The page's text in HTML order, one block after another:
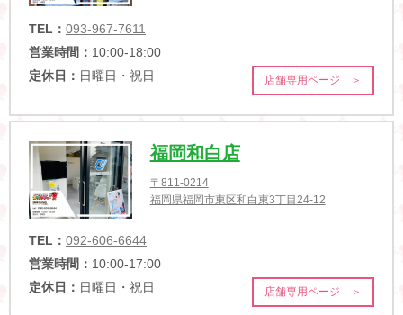
TEL： 093-967-7611
営業時間： 10:00-18:00
定休日： 日曜日・祝日 店舗専用ページ ＞
福岡和白店
〒811-0214
福岡県福岡市東区和白東3丁目24-12
TEL： 092-606-6644
営業時間： 10:00-17:00
定休日： 日曜日・祝日 店舗専用ページ ＞